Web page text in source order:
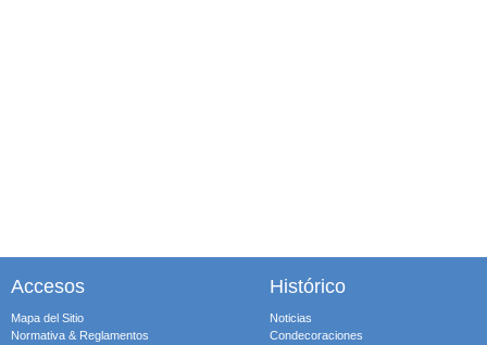
Accesos
Mapa del Sitio
Normativa & Reglamentos
Histórico
Noticias
Condecoraciones